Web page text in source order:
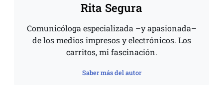
Rita Segura
Comunicóloga especializada –y apasionada–
de los medios impresos y electrónicos. Los
carritos, mi fascinación.
Saber más del autor